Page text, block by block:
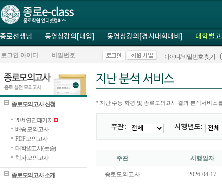
종로선생님 동영상강의[대입] 동영상강의[경시대회대비] 대학별
아이디/비밀번호 찾기
종로모의고사 신청
2026 연간패키지
배송 모의고사
PDF 모의고사
대학별고사(논술)
핵파 모의고사
종로모의고사 소개
* 지난 수능 학평 및 종로모의고사 결과 분석서비스
주관 : 시행년도 :
주관 시행일자
종로모의고사 2026-04-17